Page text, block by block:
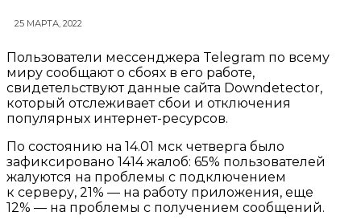
25 МАРТА, 2022
Пользователи мессенджера Telegram по всему
миру сообщают о сбоях в его работе,
свидетельствуют данные сайта Downdetector,
который отслеживает сбои и отключения
популярных интернет-ресурсов.
По состоянию на 14.01 мск четверга было
зафиксировано 1414 жалоб: 65% пользователей
жалуются на проблемы с подключением
к серверу, 21% — на работу приложения, еще
12% — на проблемы с получением сообщений.